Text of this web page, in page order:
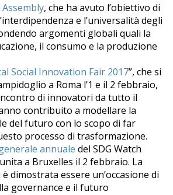
, che ha avuto l’obiettivo di
e l’universalità degli
argomenti globali quali la
il consumo e la produzione
Social Innovation Fair 2017”, che si
a Roma l’1 e il 2 febbraio,
di innovatori da tutto il
contribuito a modellare la
del futuro con lo scopo di far
processo di trasformazione.
annuale del SDG Watch
a Bruxelles il 2 febbraio. La
dimostrata essere un’occasione di
governance e il futuro